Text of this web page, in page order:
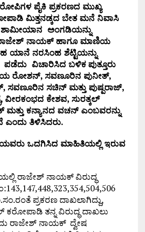
ಪೈಕಿ ಪ್ರಕರಣದ ಮುಖ್ಯ
ಮಿತ್ತನಡ್ಕದ ಬೇತ ಮನೆ ನಿವಾಸಿ
ಶಾಮೀಯಾನ ಅಂಗಡಿಯನ್ನು
ನಾಯಕ್ ಹಾಗೂ ಮಾಣಿಯ
ಯಾನೆ ನರಸಿಂಹ ಶೆಟ್ಟಿಯನ್ನು
ಪಡೆದು ವಿಚಾರಿಸಿದ ಬಳಿಕ ಪುತ್ತೂರು
ರೋಶನ್, ಸವಣೂರಿನ ಪುನೀತ್,
, ಸವಣೂರಿನ ಸಚಿನ್ ಮತ್ತು ಪುಷ್ಪರಾಜ್,
, ವೀರಕಂಭದ ಕೇಶವ, ಸುರತ್ಕಲ್
ಮತ್ತು ಕನ್ಯಾನದ ವಚನ್ ಎಂಬವರನ್ನು
ಎಂದು ತಿಳಿಸಿದರು.
ಒದಗಿಸಿದ ಮಾಹಿತಿಯಲ್ಲಿ ಇರುವ
ರಾಜೇಶ್ ನಾಯಕ್ ವಿರುದ್ಧ
ಪ್ರಕರಣ ದಾಖಲಾಗಿದ್ದು,
ಕರೋಪಾಡಿ ತನ್ನ ವಿರುದ್ಧ ದಾಖಲು
ರಾಜೇಶ್ ನಾಯಕ್ ದ್ವೇಷ